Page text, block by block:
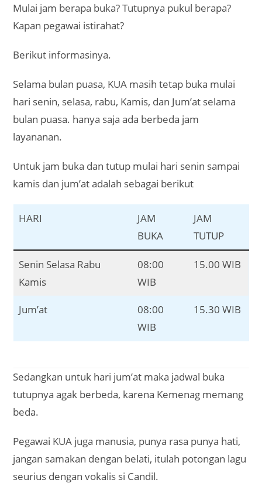
Mulai jam berapa buka? Tutupnya pukul berapa?
Kapan pegawai istirahat?
Berikut informasinya.
Selama bulan puasa, KUA masih tetap buka mulai
hari senin, selasa, rabu, Kamis, dan Jum’at selama
bulan puasa. hanya saja ada berbeda jam
layananan.
Untuk jam buka dan tutup mulai hari senin sampai
kamis dan jum’at adalah sebagai berikut
HARI
JAM
BUKA
JAM
TUTUP
Senin Selasa Rabu
Kamis
08:00
WIB
15.00 WIB
Jum’at
08:00
WIB
15.30 WIB
Sedangkan untuk hari jum’at maka jadwal buka
tutupnya agak berbeda, karena Kemenag memang
beda.
Pegawai KUA juga manusia, punya rasa punya hati,
jangan samakan dengan belati, itulah potongan lagu
seurius dengan vokalis si Candil.